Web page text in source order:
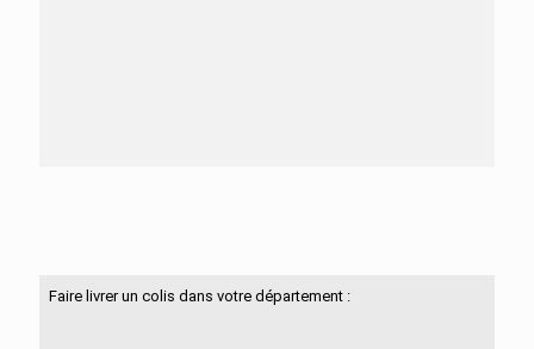
Faire livrer un colis dans votre département :